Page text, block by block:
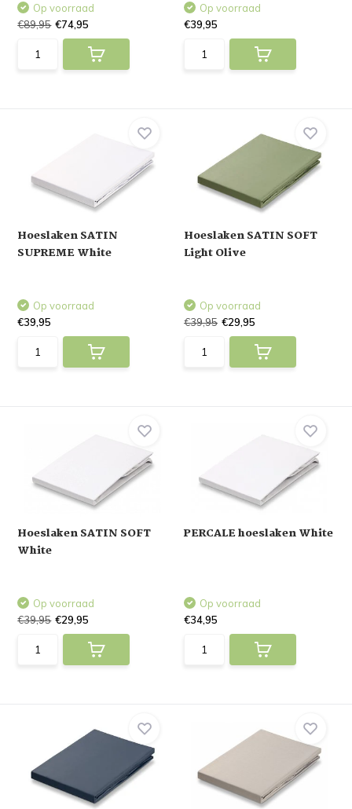
Op voorraad
€89,95 €74,95
Op voorraad
€39,95
Hoeslaken SATIN
SUPREME White
Op voorraad
€39,95
Hoeslaken SATIN SOFT
Light Olive
Op voorraad
€39,95 €29,95
Hoeslaken SATIN SOFT
White
Op voorraad
€39,95 €29,95
PERCALE hoeslaken White
Op voorraad
€34,95